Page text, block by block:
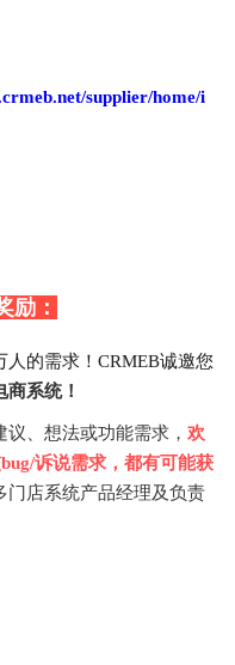
supplier/home/i
励：
的需求！CRMEB诚邀您
系统！
、想法或功能需求， 欢
诉说需求，都有可能获
门店系统产品经理及负责